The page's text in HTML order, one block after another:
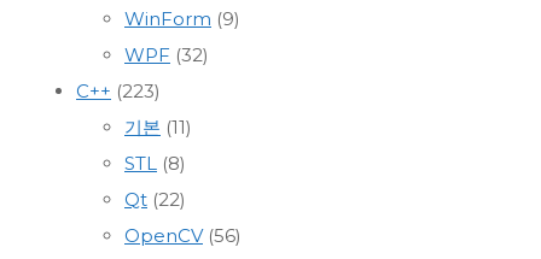
WinForm (9)
WPF (32)
C++ (223)
기본 (11)
STL (8)
Qt (22)
OpenCV(56)